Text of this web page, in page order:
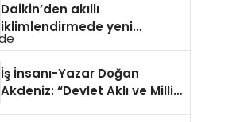
Daikin’den akıllı
iklimlendirmede yeni
dönem: Madoka Plus
İş İnsanı-Yazar Doğan
Akdeniz: “Devlet Aklı ve Milli